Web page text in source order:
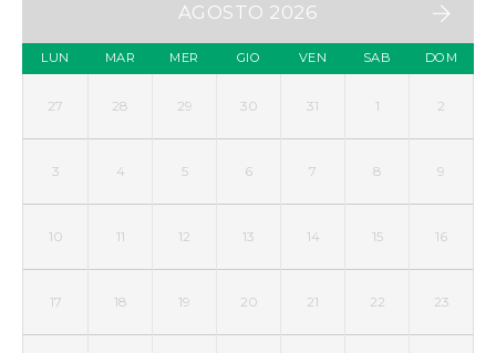
AGOSTO 2026
LUN MAR MER GIO VEN SAB DOM
27 28 29 30 31 1 2
3 4 5 6 7 8 9
10 11 12 13 14 15 16
17 18 19 20 21 22 23